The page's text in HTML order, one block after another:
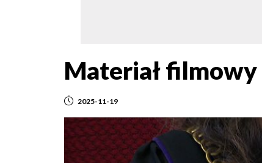
Materiał filmowy
2025-11-19